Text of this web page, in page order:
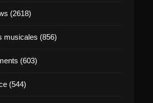
(2618)
musicales (856)
(603)
(544)